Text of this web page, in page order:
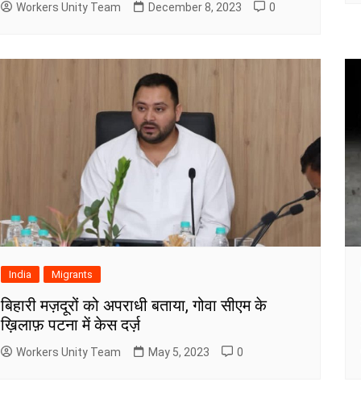
Workers Unity Team December 8, 2023 0
India Migrants
बिहारी मज़दूरों को अपराधी बताया, गोवा सीएम के
ख़िलाफ़ पटना में केस दर्ज़
Workers Unity Team May 5, 2023 0